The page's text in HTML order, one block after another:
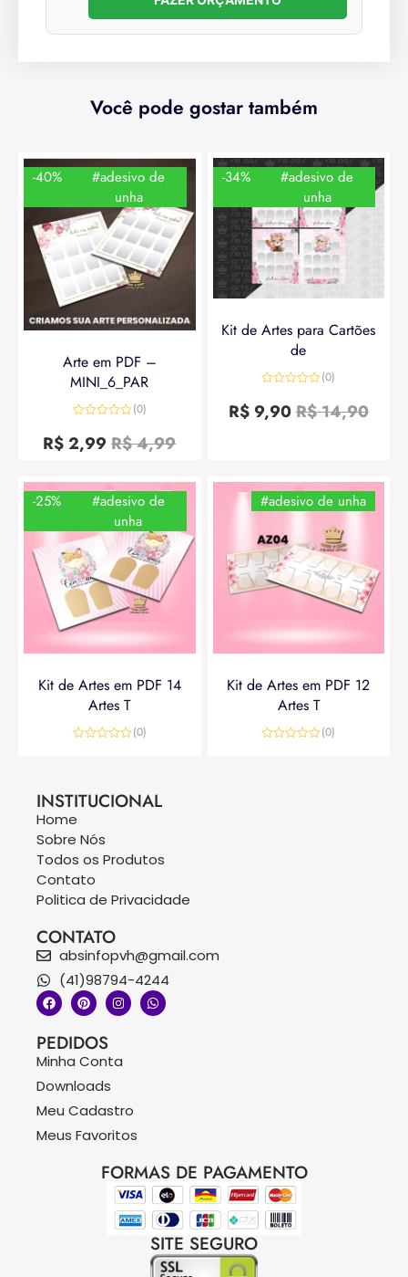
Você pode gostar também
-40%
#adesivo de
unha
Arte em PDF –
MINI_6_PAR
0
de
(0)
R$4,99
R$2,99
-34%
#adesivo de
unha
Kit de Artes para Cartões
de
0
de
(0)
R$14,90
R$9,90
-25%
#adesivo de
unha
Kit de Artes em PDF 14
Artes T
(0)
#adesivo de unha
Kit de Artes em PDF 12
Artes T
(0)
INSTITUCIONAL
Home
Sobre Nós
Todos os Produtos
Contato
Politica de Privacidade
CONTATO
absinfopvh@gmail.com
(41)98794-4244
PEDIDOS
Minha Conta
Downloads
Meu Cadastro
Meus Favoritos
FORMAS DE PAGAMENTO
SITE SEGURO